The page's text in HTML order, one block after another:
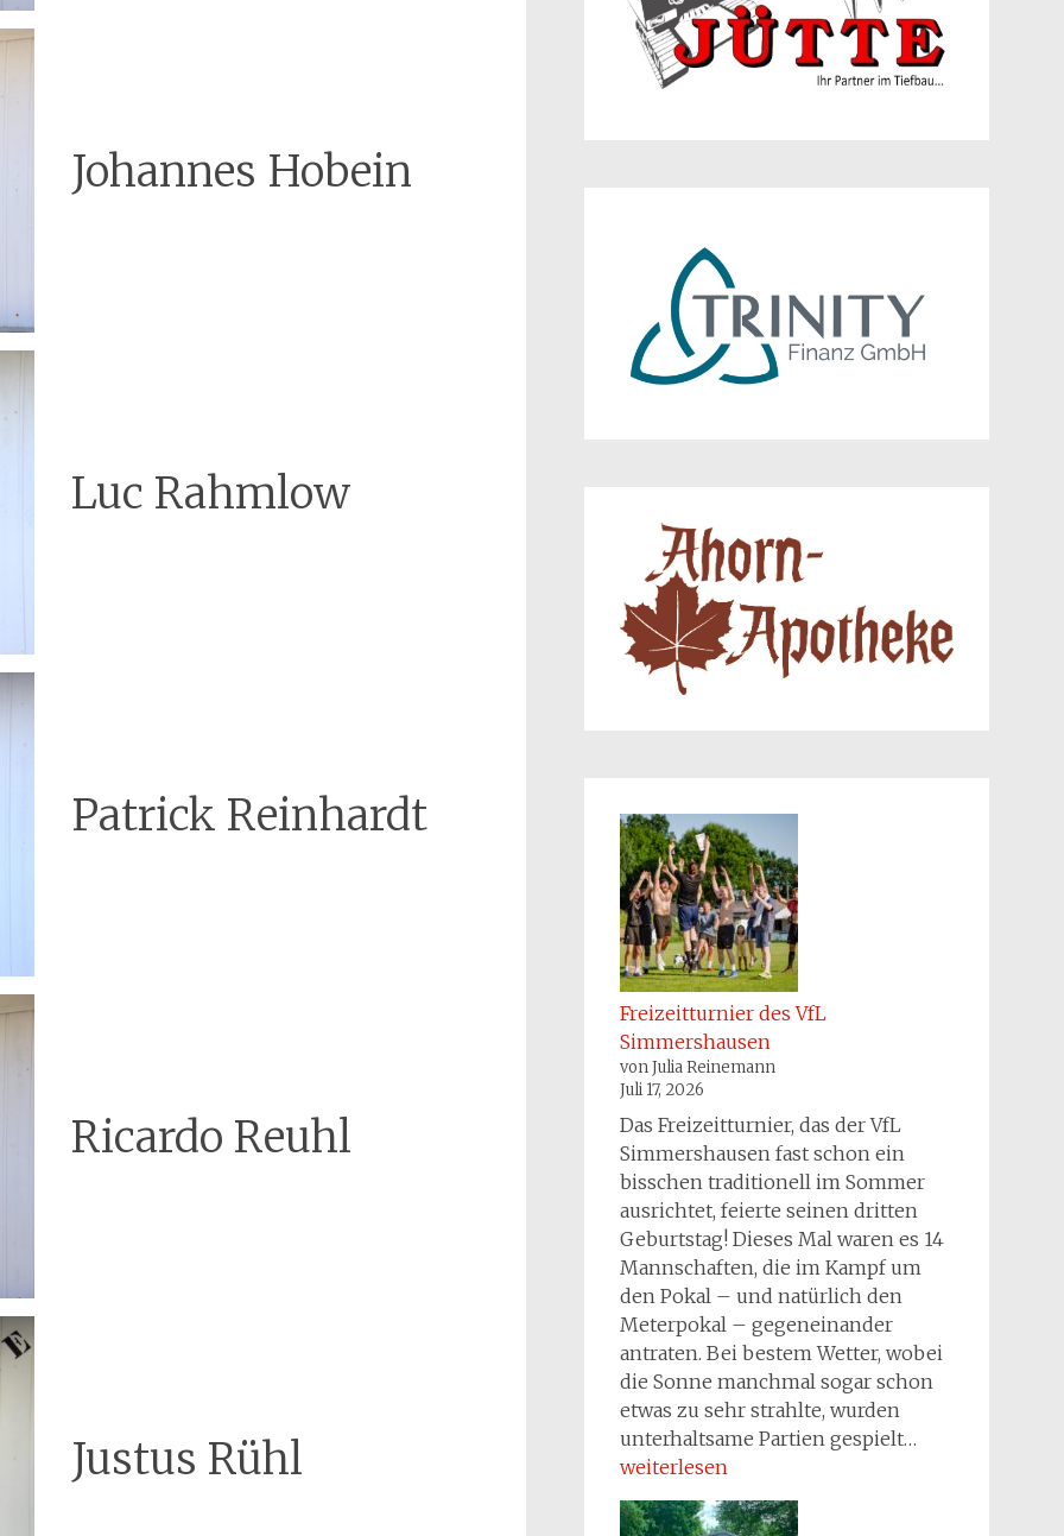
Johannes Hobein
Luc Rahmlow
Patrick Reinhardt
Ricardo Reuhl
Justus Rühl
Freizeitturnier des VfL
Simmershausen
von Julia Reinemann
Juli 17, 2026
Das Freizeitturnier, das der VfL
Simmershausen fast schon ein
bisschen traditionell im Sommer
ausrichtet, feierte seinen dritten
Geburtstag! Dieses Mal waren es 14
Mannschaften, die im Kampf um
den Pokal – und natürlich den
Meterpokal – gegeneinander
antraten. Bei bestem Wetter, wobei
die Sonne manchmal sogar schon
etwas zu sehr strahlte, wurden
unterhaltsame Partien gespielt…
weiterlesen